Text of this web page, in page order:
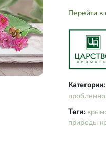
Перейти к
Категории:
Теги:
природы